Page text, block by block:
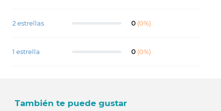
2 estrellas 0 (0%)
1 estrella 0 (0%)
También te puede gustar